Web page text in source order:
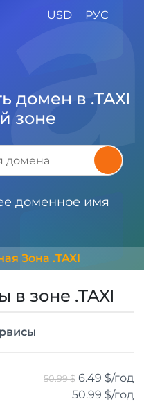
USD РУС
домен в .TAXI
зоне
доменное имя
Зона .TAXI
зоне .TAXI
50.99 $ 6.49 $/год
50.99 $/год